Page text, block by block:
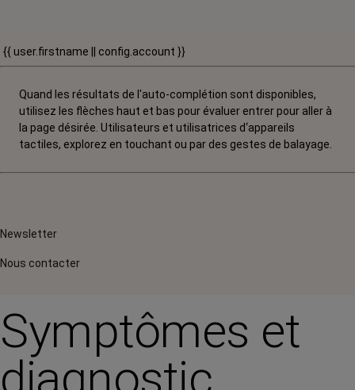
{{ user.firstname || config.account }}
Quand les résultats de l'auto-complétion sont disponibles,
utilisez les flèches haut et bas pour évaluer entrer pour aller à
la page désirée. Utilisateurs et utilisatrices d‘appareils
tactiles, explorez en touchant ou par des gestes de balayage.
Newsletter
Nous contacter
Symptômes et
diagnostic